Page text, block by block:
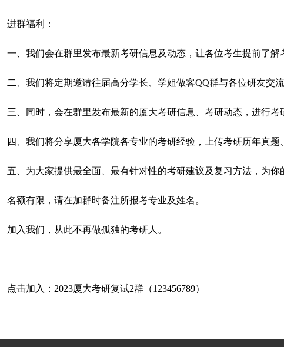
进群福利：
一、我们会在群里发布最新考研信息及动态，让各位考生提前了解
二、我们将定期邀请往届高分学长、学姐做客QQ群与各位研友交
三、同时，会在群里发布最新的厦大考研信息、考研动态，进行考
四、我们将分享厦大各学院各专业的考研经验，上传考研历年真题
五、为大家提供最全面、最有针对性的考研建议及复习方法，为你
名额有限，请在加群时备注所报考专业及姓名。
加入我们，从此不再做孤独的考研人。
点击加入：2023厦大考研复试2群（123456789）